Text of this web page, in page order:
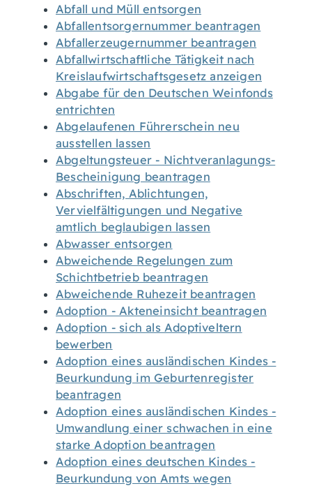
Abfall und Müll entsorgen
Abfallentsorgernummer beantragen
Abfallerzeugernummer beantragen
Abfallwirtschaftliche Tätigkeit nach
Kreislaufwirtschaftsgesetz anzeigen
Abgabe für den Deutschen Weinfonds
entrichten
Abgelaufenen Führerschein neu
ausstellen lassen
Abgeltungsteuer - Nichtveranlagungs-
Bescheinigung beantragen
Abschriften, Ablichtungen,
Vervielfältigungen und Negative
amtlich beglaubigen lassen
Abwasser entsorgen
Abweichende Regelungen zum
Schichtbetrieb beantragen
Abweichende Ruhezeit beantragen
Adoption - Akteneinsicht beantragen
Adoption - sich als Adoptiveltern
bewerben
Adoption eines ausländischen Kindes -
Beurkundung im Geburtenregister
beantragen
Adoption eines ausländischen Kindes -
Umwandlung einer schwachen in eine
starke Adoption beantragen
Adoption eines deutschen Kindes -
Beurkundung von Amts wegen